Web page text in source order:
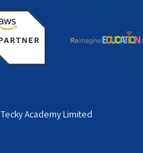
Tecky Academy Limited